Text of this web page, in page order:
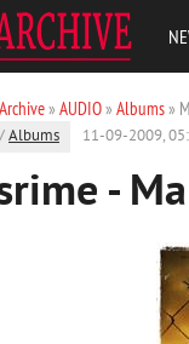
» AUDIO» Albums»
/Albums 11-09-2009,
-